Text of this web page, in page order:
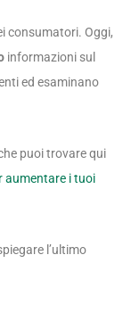
consumatori. Oggi,
informazioni sul
ed esaminano
puoi trovare qui
aumentare i tuoi
l’ultimo